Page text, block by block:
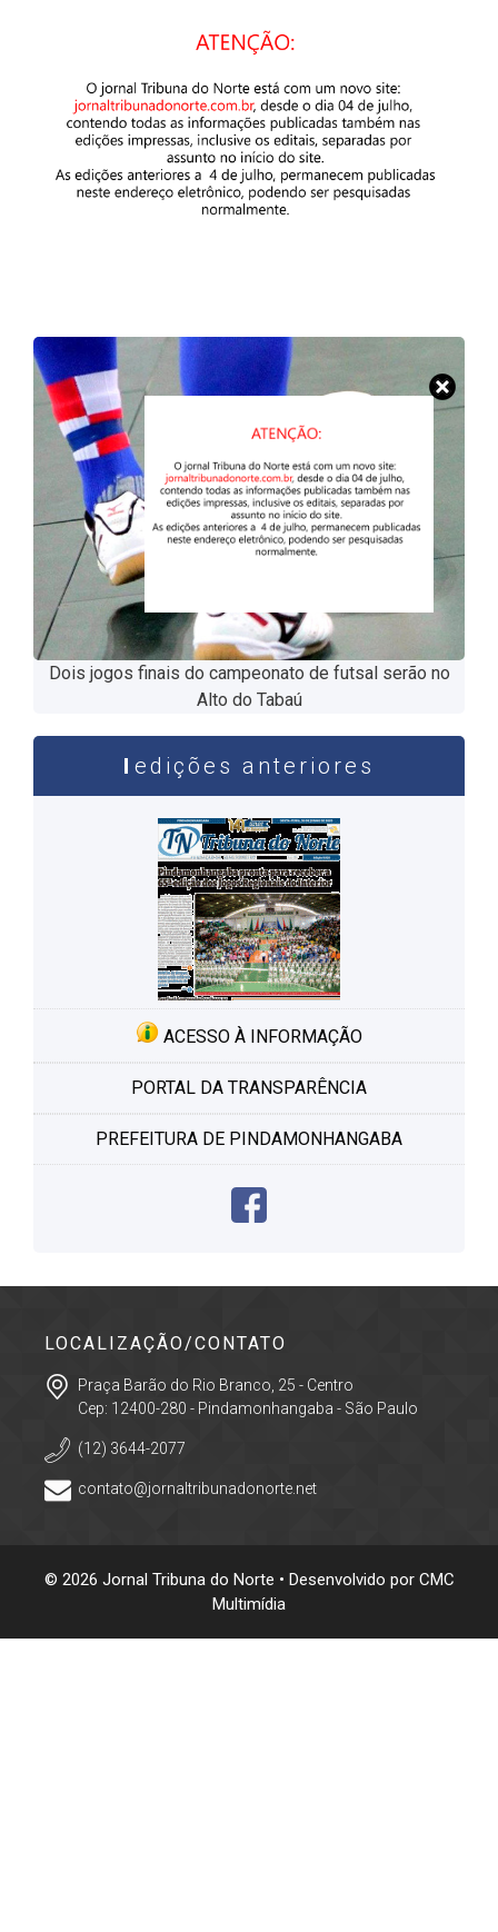
Dois jogos finais do campeonato de futsal serão no
Alto do Tabaú
edições anteriores
ACESSO À INFORMAÇÃO
PORTAL DA TRANSPARÊNCIA
PREFEITURA DE PINDAMONHANGABA
LOCALIZAÇÃO/CONTATO
Praça Barão do Rio Branco, 25 - Centro
Cep: 12400-280 - Pindamonhangaba - São Paulo
(12) 3644-2077
contato@jornaltribunadonorte.net
© 2026 Jornal Tribuna do Norte • Desenvolvido por CMC
Multimídia